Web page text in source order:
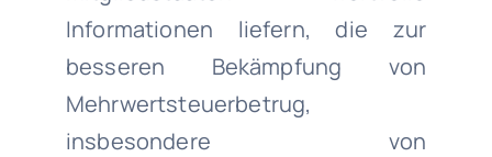
Informationen liefern, die zur
besseren Bekämpfung von
Mehrwertsteuerbetrug,
insbesondere von